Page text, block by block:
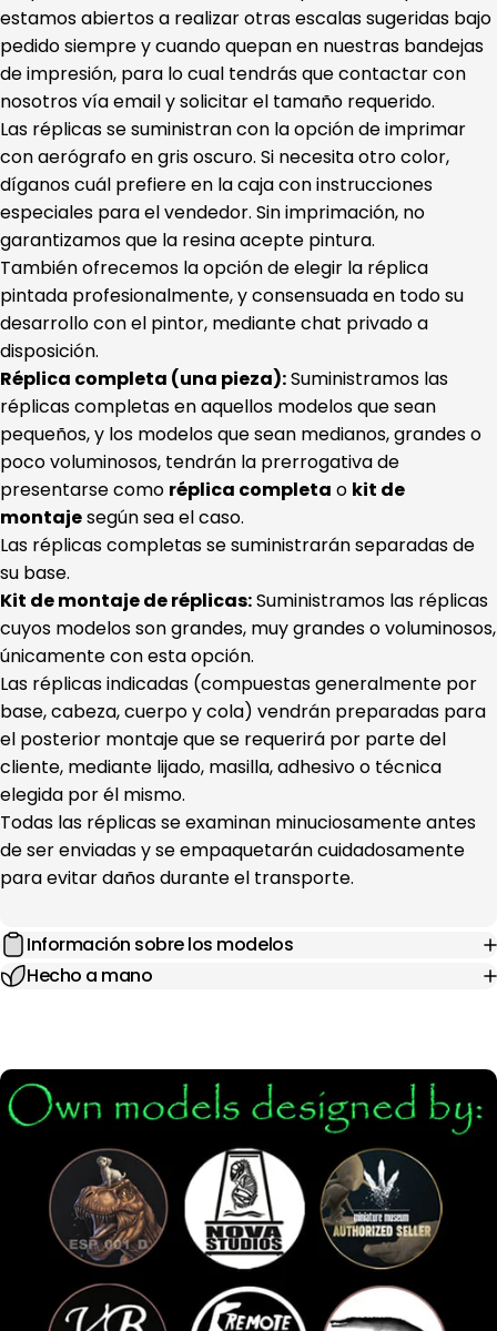
estamos abiertos a realizar otras escalas sugeridas bajo
pedido siempre y cuando quepan en nuestras bandejas
de impresión, para lo cual tendrás que contactar con
nosotros vía email y solicitar el tamaño requerido.
Las réplicas se suministran con la opción de imprimar
con aerógrafo en gris oscuro. Si necesita otro color,
díganos cuál prefiere en la caja con instrucciones
especiales para el vendedor. Sin imprimación, no
garantizamos que la resina acepte pintura.
También ofrecemos la opción de elegir la réplica
pintada profesionalmente, y consensuada en todo su
desarrollo con el pintor, mediante chat privado a
disposición.
Réplica completa (una pieza):Suministramos las
réplicas completas en aquellos modelos que sean
pequeños, y los modelos que sean medianos, grandes o
poco voluminosos, tendrán la prerrogativa de
presentarse como réplica completa o kit de
montajesegún sea el caso.
Las réplicas completas se suministrarán separadas de
su base.
Kit de montaje de réplicas:Suministramos las réplicas
cuyos modelos son grandes, muy grandes o voluminosos,
únicamente con esta opción.
Las réplicas indicadas (compuestas generalmente por
base, cabeza, cuerpo y cola) vendrán preparadas para
el posterior montaje que se requerirá por parte del
cliente, mediante lijado, masilla, adhesivo o técnica
elegida por él mismo.
Todas las réplicas se examinan minuciosamente antes
de ser enviadas y se empaquetarán cuidadosamente
para evitar daños durante el transporte.
Información sobre los modelos
Hecho a mano